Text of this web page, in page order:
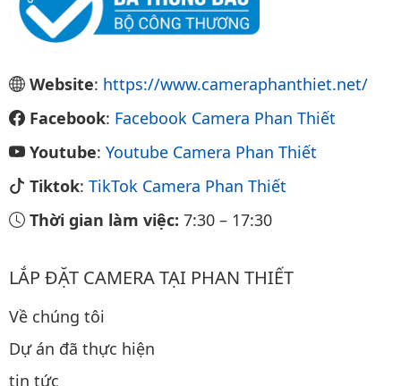
Website: https://www.cameraphanthiet.net/
Facebook: Facebook Camera Phan Thiết
Youtube: Youtube Camera Phan Thiết
Tiktok: TikTok Camera Phan Thiết
Thời gian làm việc: 7:30 – 17:30
LẮP ĐẶT CAMERA TẠI PHAN THIẾT
Về chúng tôi
Dự án đã thực hiện
tin tức